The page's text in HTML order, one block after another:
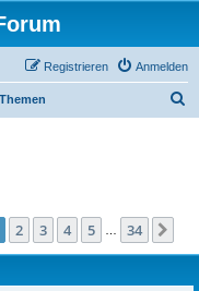
Anmelden
Registrieren
1von 34
2 3 4 5 34